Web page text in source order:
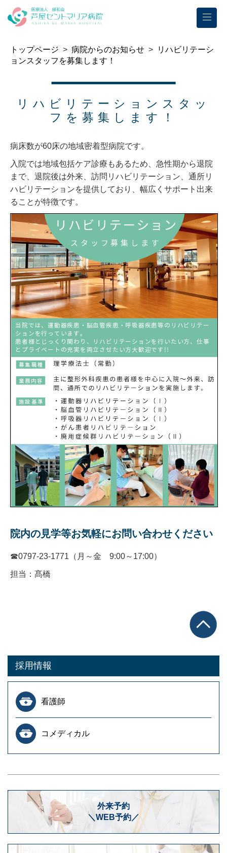
トップページ > 病院からのお知らせ >
リハビリテーシ
ョンスタッフを募集します！
リハビリテーションスタッ
フを募集します！
病床数が60床の地域密着型病院です。
入院では地域包括ケア診療もあるため、急性期から退院
まで、退院後は外来、訪問リハビリテーション、通所リ
ハビリテーションを提供しており、幅広くサポート出来
ることが特徴です。
院内の見学等お気軽にお問い合わせください
☎0797-23-1771（月～金 9:00～17:00）
担当：髙橋
採用情報
看護師
コメディカル
外来予約
＼WEB予約／